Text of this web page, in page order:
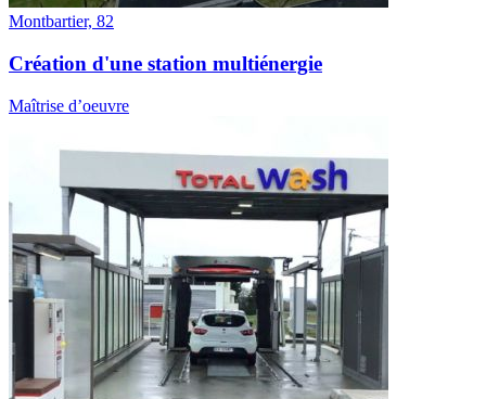
Montbartier, 82
Création d'une station multiénergie
Maîtrise d’oeuvre